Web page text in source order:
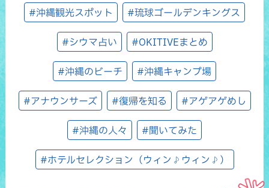
#沖縄観光スポット #琉球ゴールデンキングス
#シウマ占い #OKITIVEまとめ
#沖縄のビーチ #沖縄キャンプ場
#アナウンサーズ #復帰を知る #アゲアゲめし
#沖縄の人々 #聞いてみた
#ホテルセレクション（ウィン♪ウィン♪）